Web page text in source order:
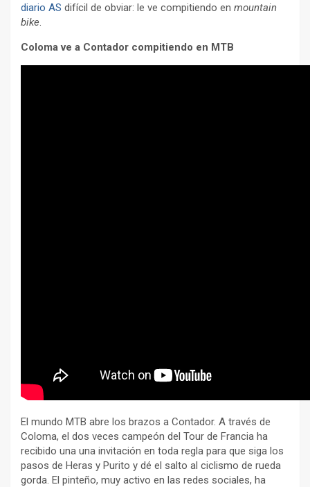
diario AS difícil de obviar: le ve compitiendo en mountain
bike.
Coloma ve a Contador compitiendo en MTB
El mundo MTB abre los brazos a Contador. A través de
Coloma, el dos veces campeón del Tour de Francia ha
recibido una una invitación en toda regla para que siga los
pasos de Heras y Purito y dé el salto al ciclismo de rueda
gorda. El pinteño, muy activo en las redes sociales, ha